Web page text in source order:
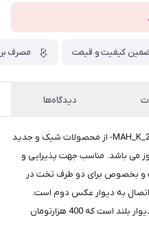
کیفیت و قیمت مصرف
دیدگاه‌ها
خرید و قیمت لوستر جدید دیواری کد MAH_K_281- از محصولات شیک و جدید
و از ترندهای 2025 و مد روز می باشد. مناسب جهت پذیرایی و
توان آن7 وات است و بخصوص برای دو طرف تخت در
به دیوار عکس دوم است.
تصویر مربوط به دیوار کوب با اتصال به دیوار بلند است که 400 هزارتومان